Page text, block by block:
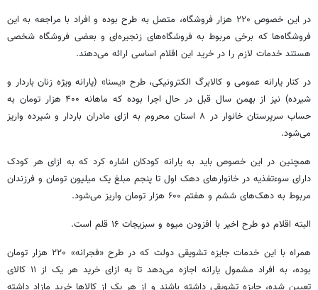
در این خصوص۲۲۰
هزار فروشگاه، متصل به طرح بوده و افراد با مراجعه به این
فروشگاه‌ها که برخی مربوط به فروشگاه‌های زنجیره‌ای و بعضی فروشگاه شخصی
هستند خدمات لازم را در خرید این اقلام اساسی ارائه می‌دهند.
در کنار یارانه عمومی و کالابرگ الکترونیکی، طرح «یسنا» (یارانه ویژه زنان باردار و
شیرده) نیز از بهمن سال قبل در حال اجرا بوده که ماهانه ۴۰۰ هزار تومان به
حساب سرپرستان خانوار در ۸ استان محروم به ازای مادران باردار و شیرده واریز
می‌شود.
همچنین در این خصوص باید به یارانه کودکان اشاره کرد که به ازای هر کودک
دارای سوءتغذیه در خانوارهای دهک اول تا پنجم مبلغ یک میلیون تومان و فرزندان
مربوط به دهک‌های ششم و هفتم ۶۰۰ هزار تومان واریز می‌شود.
البته اقلام دو طرح اخیر با افزودن میوه و سبزیجات ۱۶ قلم است.
همراه با این خدمات جایزه تشویقی دولت که در طرح «فجرانه» ۲۲۰ هزار تومان
بوده، به افراد مشمول یارانه اجازه می‌دهد تا به ازای خرید هر یک از ۱۱ کالای